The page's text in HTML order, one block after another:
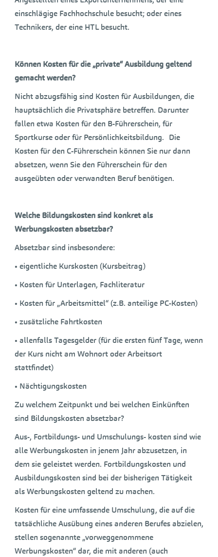
einschlägige Fachhochschule besucht; oder eines
Technikers, der eine HTL besucht.
Können Kosten für die „private“ Ausbildung geltend
gemacht werden?
Nicht abzugsfähig sind Kosten für Ausbildungen, die
hauptsächlich die Privatsphäre betreffen. Darunter
fallen etwa Kosten für den B-Führerschein, für
Sportkurse oder für Persönlichkeitsbildung. Die
Kosten für den C-Führerschein können Sie nur dann
absetzen, wenn Sie den Führerschein für den
ausgeübten oder verwandten Beruf benötigen.
Welche Bildungskosten sind konkret als
Werbungskosten absetzbar?
Absetzbar sind insbesondere:
• eigentliche Kurskosten (Kursbeitrag)
• Kosten für Unterlagen, Fachliteratur
• Kosten für „Arbeitsmittel“ (z.B. anteilige PC-Kosten)
• zusätzliche Fahrtkosten
• allenfalls Tagesgelder (für die ersten fünf Tage, wenn
der Kurs nicht am Wohnort oder Arbeitsort
stattfindet)
• Nächtigungskosten
Zu welchem Zeitpunkt und bei welchen Einkünften
sind Bildungskosten absetzbar?
Aus-, Fortbildungs- und Umschulungs- kosten sind wie
alle Werbungskosten in jenem Jahr abzusetzen, in
dem sie geleistet werden. Fortbildungskosten und
Ausbildungskosten sind bei der bisherigen Tätigkeit
als Werbungskosten geltend zu machen.
Kosten für eine umfassende Umschulung, die auf die
tatsächliche Ausübung eines anderen Berufes abzielen,
stellen sogenannte „vorweggenommene
Werbungskosten“ dar, die mit anderen (auch